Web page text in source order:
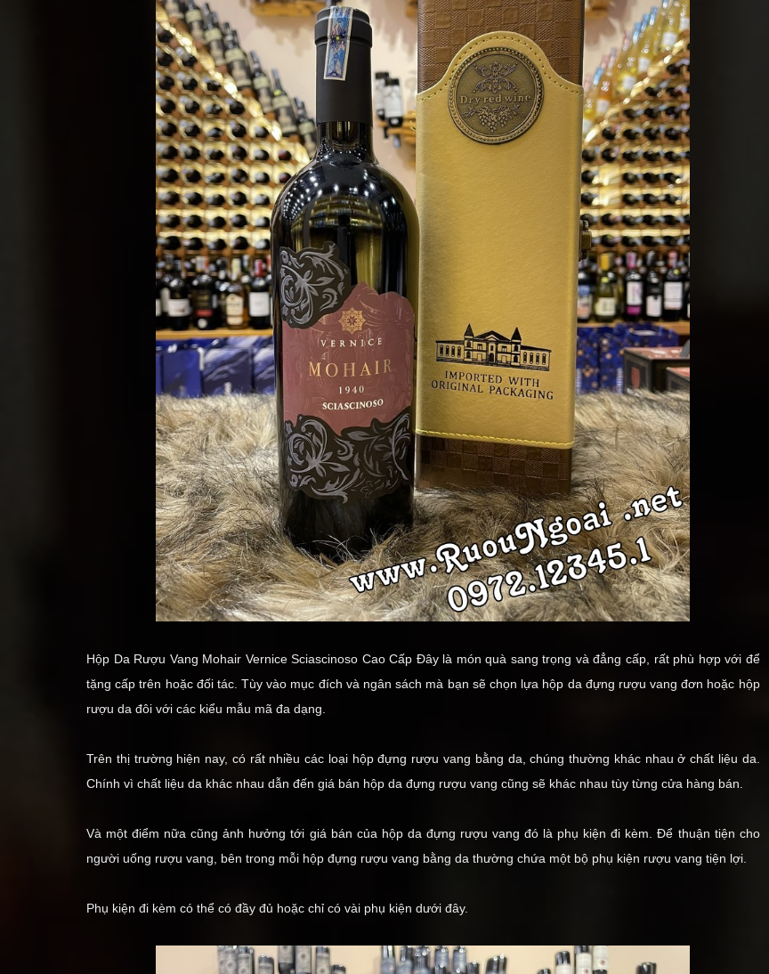
Hộp Da Rượu Vang Mohair Vernice Sciascinoso Cao Cấp Đây là món quà sang trọng và đẳng cấp, rất phù hợp với để
tặng cấp trên hoặc đối tác. Tùy vào mục đích và ngân sách mà bạn sẽ chọn lựa hộp da đựng rượu vang đơn hoặc hộp
rượu da đôi với các kiểu mẫu mã đa dạng.
Trên thị trường hiện nay, có rất nhiều các loại hộp đựng rượu vang bằng da, chúng thường khác nhau ở chất liệu da.
Chính vì chất liệu da khác nhau dẫn đến giá bán hộp da đựng rượu vang cũng sẽ khác nhau tùy từng cửa hàng bán.
Và một điểm nữa cũng ảnh hưởng tới giá bán của hộp da đựng rượu vang đó là phụ kiện đi kèm. Để thuận tiện cho
người uống rượu vang, bên trong mỗi hộp đựng rượu vang bằng da thường chứa một bộ phụ kiện rượu vang tiện lợi.
Phụ kiện đi kèm có thể có đầy đủ hoặc chỉ có vài phụ kiện dưới đây.